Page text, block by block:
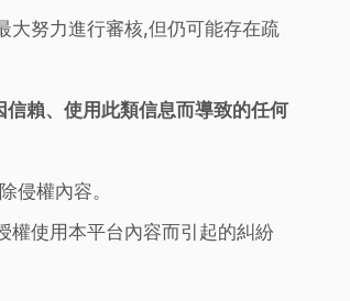
大努力進行審核,但仍可能存在疏
賴、使用此類信息而導致的任何
侵權內容。
權使用本平台內容而引起的糾紛